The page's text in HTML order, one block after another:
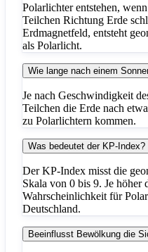
Polarlichter entstehen,
Teilchen Richtung Erde
Erdmagnetfeld, entsteht
als Polarlicht.
Wie lange nach einem
Je nach Geschwindigkeit
Teilchen die Erde nach
zu Polarlichtern kommen.
Was bedeutet der KP-Index?
Der KP-Index misst die
Skala von 0 bis 9. Je höher
Wahrscheinlichkeit für
Deutschland.
Beeinflusst Bewölkung die